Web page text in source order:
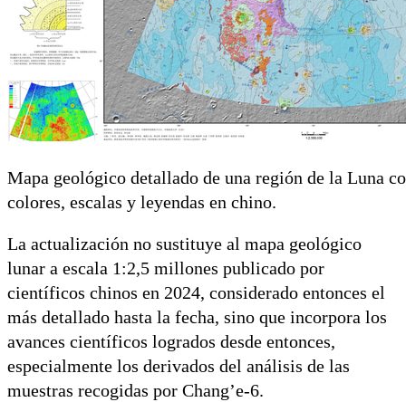
Mapa geológico detallado de una región de la Luna
colores, escalas y leyendas en chino.
La actualización no sustituye al mapa geológico
lunar a escala 1:2,5 millones publicado por
científicos chinos en 2024, considerado entonces el
más detallado hasta la fecha, sino que incorpora los
avances científicos logrados desde entonces,
especialmente los derivados del análisis de las
muestras recogidas por Chang’e-6.